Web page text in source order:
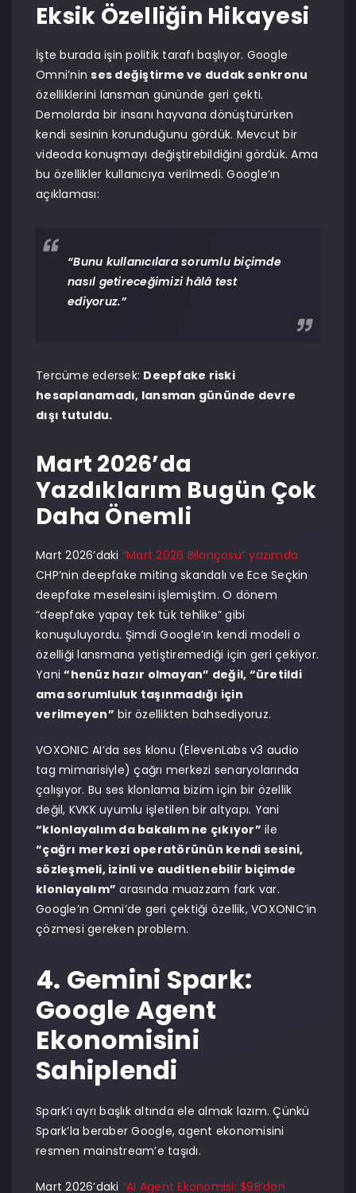
Eksik Özelliğin Hikayesi
İşte burada işin politik tarafı başlıyor. Google
Omni’ninses değiştirme ve dudak senkronu
özelliklerini lansman gününde geri çekti.
Demolarda bir insanı hayvana dönüştürürken
kendi sesinin korunduğunu gördük. Mevcut bir
videoda konuşmayı değiştirebildiğini gördük. Ama
bu özellikler kullanıcıya verilmedi. Google’ın
açıklaması:
“Bunu kullanıcılara sorumlu biçimde
nasıl getireceğimizi hâlâ test
ediyoruz.”
Tercüme edersek: Deepfake riski
hesaplanamadı, lansman gününde devre
dışı tutuldu.
Mart 2026’da
Yazdıklarım Bugün Çok
Daha Önemli
Mart 2026’daki “Mart 2026 Bilançosu” yazımda
CHP’nin deepfake miting skandalı ve Ece Seçkin
deepfake meselesini işlemiştim. O dönem
“deepfake yapay tek tük tehlike” gibi
konuşuluyordu. Şimdi Google’ın kendi modeli o
özelliği lansmana yetiştiremediği için geri çekiyor.
Yani“henüz hazır olmayan” değil, “üretildi
ama sorumluluk taşınmadığı için
verilmeyen” bir özellikten bahsediyoruz.
VOXONIC AI’da ses klonu (ElevenLabs v3 audio
tag mimarisiyle) çağrı merkezi senaryolarında
çalışıyor. Bu ses klonlama bizim için bir özellik
değil, KVKK uyumlu işletilen bir altyapı. Yani
“klonlayalım da bakalım ne çıkıyor” ile
“çağrı merkezi operatörünün kendi sesini,
sözleşmeli, izinli ve auditlenebilir biçimde
klonlayalım” arasında muazzam fark var.
Google’ın Omni’de geri çektiği özellik, VOXONIC’in
çözmesi gereken problem.
4. Gemini Spark:
Google Agent
Ekonomisini
Sahiplendi
Spark’ı ayrı başlık altında ele almak lazım. Çünkü
Spark’la beraber Google, agent ekonomisini
resmen mainstream’e taşıdı.
Mart 2026’daki “AI Agent Ekonomisi: $9B’dan